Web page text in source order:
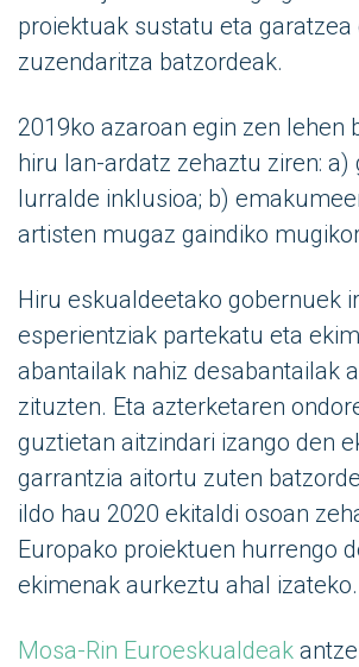
proiektuak sustatu eta
zuzendaritza batzordeak.
2019ko azaroan egin zen lehen
hiru lan-ardatz zehaztu ziren: a)
lurralde inklusioa; b)
artisten mugaz gaindiko
Hiru eskualdeetako gobernuek
esperientziak partekatu eta
abantailak nahiz desabantailak
zituzten. Eta azterketaren
guztietan aitzindari izango den
garrantzia aitortu zuten
ildo hau 2020 ekitaldi osoan
Europako proiektuen hurrengo
ekimenak aurkeztu ahal izateko.
Mosa-Rin Euroeskualdeak